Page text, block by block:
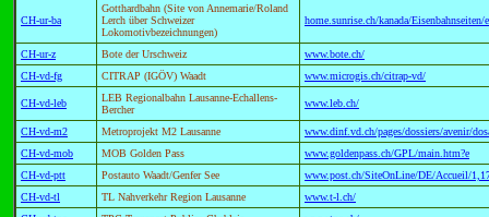
CH-ur-ba
Gotthardbahn (Site von Annemarie/Roland
Lerch über Schweizer
Lokomotivbezeichnungen)
home.sunrise.ch/kanada/Eisenbahnseiten/
CH-ur-z Bote der Urschweiz
www.bote.ch/
CH-vd-fg
CITRAP (IGÖV) Waadt www.microgis.ch/citrap-vd/
CH-vd-leb
LEB Regionalbahn Lausanne-Echallens-
Bercher
www.leb.ch/
CH-vd-m2 Metroprojekt M2 Lausanne
www.dinf.vd.ch/pages/dossiers/avenir/
CH-vd-mob
MOB Golden Pass
www.goldenpass.ch/GPL/main.htm?e
CH-vd-ptt
Postauto Waadt/Genfer See
www.post.ch/SiteOnLine/DE/Accueil/
CH-vd-tl
TL Nahverkehr Region Lausanne
www.t-l.ch/